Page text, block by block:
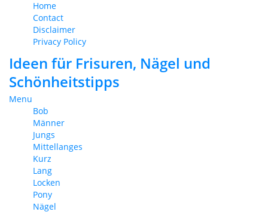
Home
Contact
Disclaimer
Privacy Policy
Ideen für Frisuren, Nägel und
Schönheitstipps
Menu
Bob
Männer
Jungs
Mittellanges
Kurz
Lang
Locken
Pony
Nägel